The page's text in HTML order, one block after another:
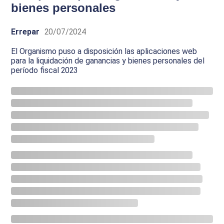
bienes personales
Errepar 20/07/2024
El Organismo puso a disposición las aplicaciones web
para la liquidación de ganancias y bienes personales del
período fiscal 2023